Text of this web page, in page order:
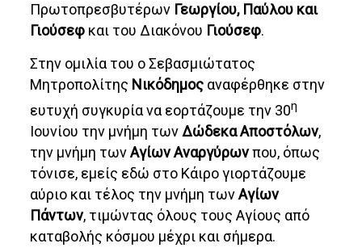
Πρωτοπρεσβυτέρων Γεωργίου, Παύλου και
Γιούσεφ και του Διακόνου Γιούσεφ.
Στην ομιλία του ο Σεβασμιώτατος
Μητροπολίτης Νικόδημος αναφέρθηκε στην
ευτυχή συγκυρία να εορτάζουμε την 30η
Ιουνίου την μνήμη τωνΔώδεκα Αποστόλων,
την μνήμη τωνΑγίων Αναργύρωνπου, όπως
τόνισε, εμείς εδώ στο Κάιρο γιορτάζουμε
αύριο και τέλος την μνήμη τωνΑγίων
Πάντων, τιμώντας όλους τους Αγίους από
καταβολής κόσμου μέχρι και σήμερα.